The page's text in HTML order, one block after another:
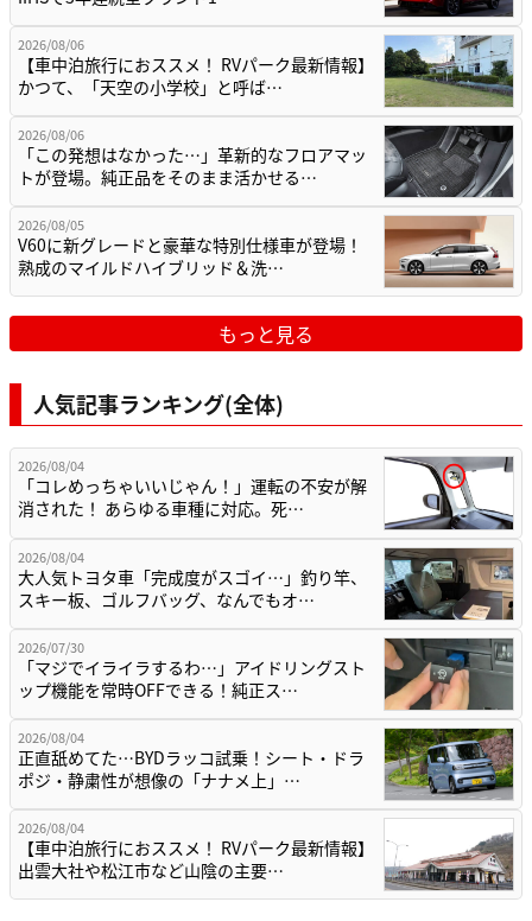
2026/08/06
【車中泊旅行におススメ！ RVパーク最新情報】
かつて、「天空の小学校」と呼ば…
2026/08/06
「この発想はなかった…」革新的なフロアマッ
トが登場。純正品をそのまま活かせる…
2026/08/05
V60に新グレードと豪華な特別仕様車が登場！
熟成のマイルドハイブリッド＆洗…
もっと見る
人気記事ランキング(全体)
2026/08/04
「コレめっちゃいいじゃん！」運転の不安が解
消された！ あらゆる車種に対応。死…
2026/08/04
大人気トヨタ車「完成度がスゴイ…」釣り竿、
スキー板、ゴルフバッグ、なんでもオ…
2026/07/30
「マジでイライラするわ…」アイドリングスト
ップ機能を常時OFFできる！純正ス…
2026/08/04
正直舐めてた…BYDラッコ試乗！シート・ドラ
ポジ・静粛性が想像の「ナナメ上」…
2026/08/04
【車中泊旅行におススメ！ RVパーク最新情報】
出雲大社や松江市など山陰の主要…